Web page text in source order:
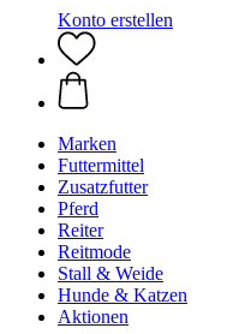
Konto erstellen
Marken
Futtermittel
Zusatzfutter
Pferd
Reiter
Reitmode
Stall & Weide
Hunde & Katzen
Aktionen